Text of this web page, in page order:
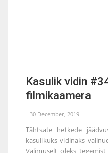
Kasulik vidin
filmikaamera
30 December, 2019
Tähtsate hetkede
kasulikuks vidinaks
Välimuselt oleks